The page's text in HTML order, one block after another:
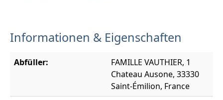
Informationen & Eigenschaften
Abfüller:
FAMILLE VAUTHIER, 1
Chateau Ausone, 33330
Saint-Émilion, France